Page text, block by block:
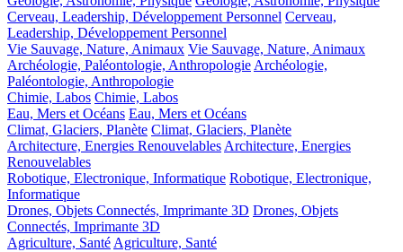
Cerveau, Leadership, Développement Personnel Cerveau,
Leadership, Développement Personnel
Vie Sauvage, Nature, Animaux Vie Sauvage, Nature, Animaux
Archéologie, Paléontologie, AnthropologieArchéologie,
Paléontologie, Anthropologie
Chimie, Labos Chimie, Labos
Eau, Mers et Océans Eau, Mers et Océans
Climat, Glaciers, Planète Climat, Glaciers, Planète
Architecture, Energies RenouvelablesArchitecture, Energies
Renouvelables
Robotique, Electronique, Informatique Robotique, Electronique,
Informatique
Drones, Objets Connectés, Imprimante 3D Drones, Objets
Connectés, Imprimante 3D
Agriculture, SantéAgriculture, Santé